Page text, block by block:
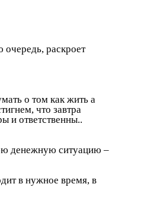
раскроет
о том как жить а
что завтра
и ответственны..
денежную ситуацию –
в нужное время, в